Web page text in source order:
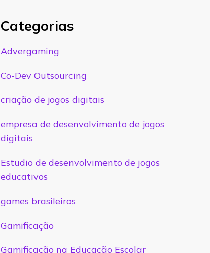
Categorias
Advergaming
Co-Dev Outsourcing
criação de jogos digitais
empresa de desenvolvimento de jogos
digitais
Estudio de desenvolvimento de jogos
educativos
games brasileiros
Gamificação
Gamificação na Educação Escolar